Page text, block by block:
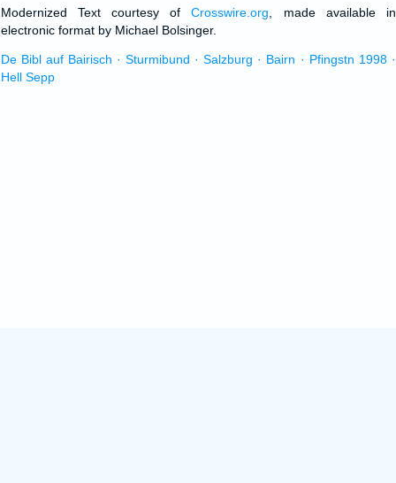
Modernized Text courtesy ofCrosswire.org , made available in
electronic format by Michael Bolsinger.
De Bibl auf Bairisch · Sturmibund · Salzburg · Bairn · Pfingstn 1998 ·
Hell Sepp